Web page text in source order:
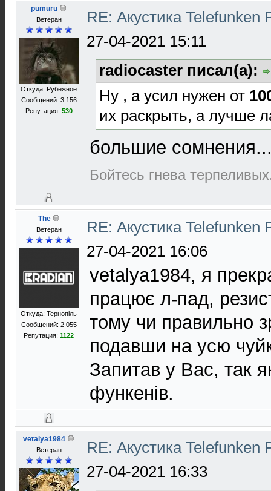
pumuru
Ветеран
Откуда: Рубежное
Сообщений: 3 156
Репутация: 530
RE: Акустика
27-04-2021 15:11
radiocaster писал(а):
Ну , а усил нужен от
их раскрыть, а лучше
большие
Бойтесь гнева
The
Ветеран
Откуда: Тернопіль
Сообщений: 2 055
Репутация: 1122
RE: Акустика
27-04-2021 16:06
vetalya1984, я
працює л-пад,
тому чи правильно
подавши на усю
Запитав у Вас, так
функенів.
vetalya1984
Ветеран
RE: Акустика
27-04-2021 16:33